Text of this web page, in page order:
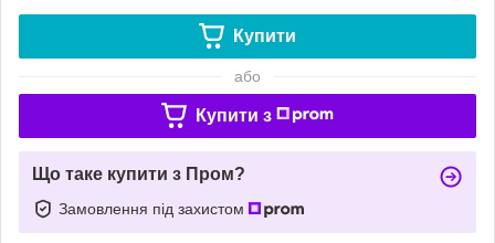
Купити
або
Купити з
Що таке купити з Пром?
Замовлення під захистом